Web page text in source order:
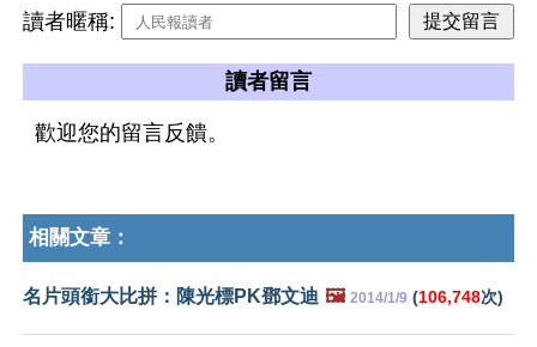
讀者暱稱:
讀者留言
歡迎您的留言反饋。
相關文章：
名片頭銜大比拼：陳光標PK鄧文迪 🖼️ 2014/1/9 (106,748次)